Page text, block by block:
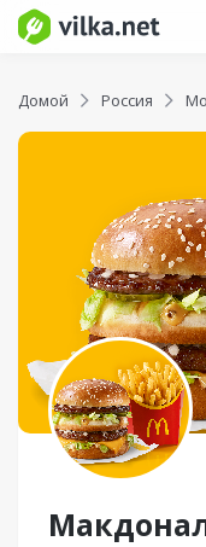
Домой Россия